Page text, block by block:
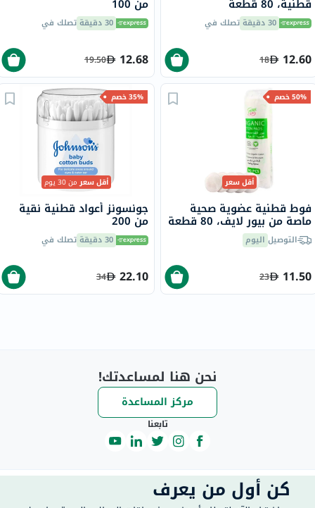
قطنية، 80 قطعة
30 دقيقة تصلك في
12.60
18
من 100
30 دقيقة تصلك في
12.68
19.50
50% خصم
أقل سعر
فوط قطنية عضوية صحية
ماصة من بيور لايف، 80 قطعة
التوصيل اليوم
11.50
23
35% خصم
أقل سعرمن 30 يوم
جونسونز أعواد قطنية نقية
من 200
30 دقيقة تصلك في
22.10
34
نحن هنا لمساعدتك!
مركز المساعدة
تابعنا
كن أول من يعرف